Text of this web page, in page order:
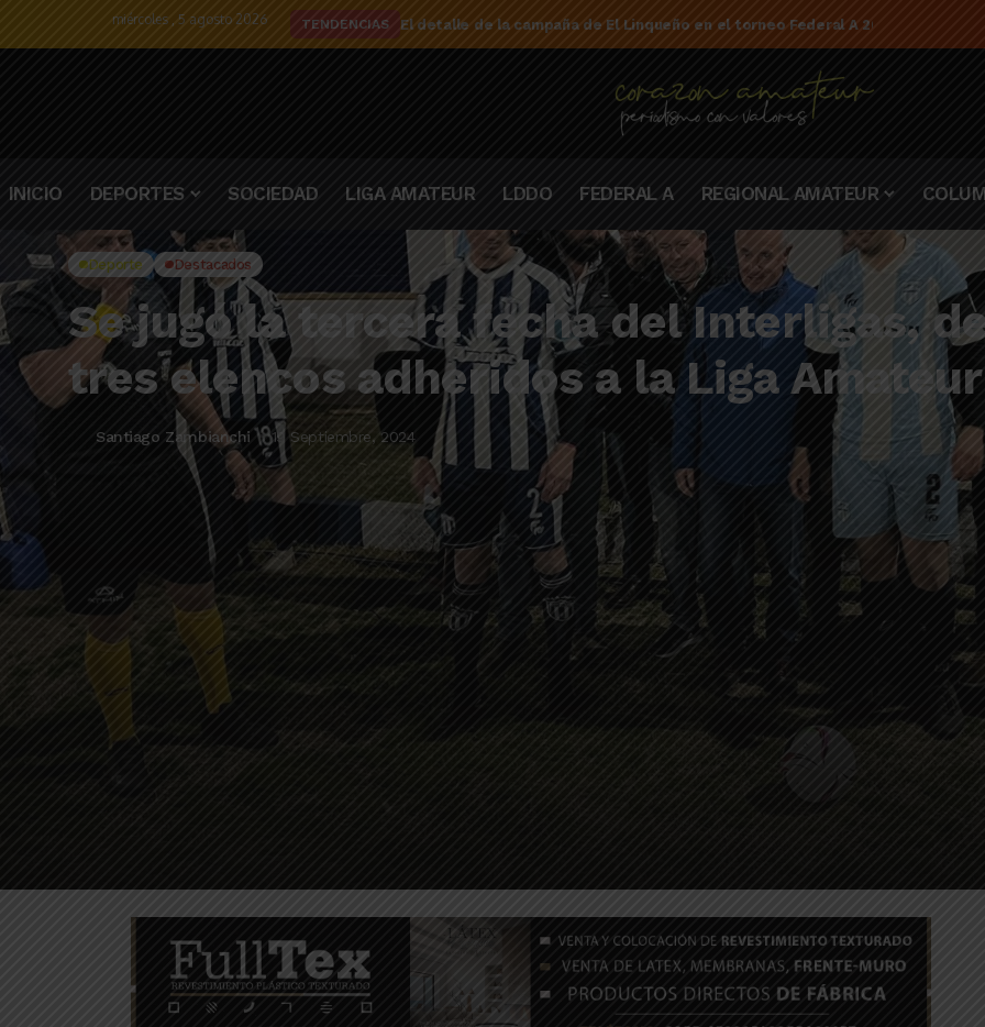
miércoles , 5 agosto 2026 TENDENCIAS El detalle de la campaña de El Linqueño en el torneo Federal A 2025/2026
INICIO DEPORTES SOCIEDAD LIGA AMATEUR LDDO FEDERAL A REGIONAL AMATEUR
Deporte Destacados
Se jugó la tercera fecha del Interligas,
tres elencos adheridos a la Liga Amateur
Santiago Zambianchi 19 Septiembre, 2024